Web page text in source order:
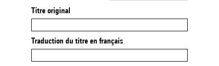
Titre original
Traduction du titre en français